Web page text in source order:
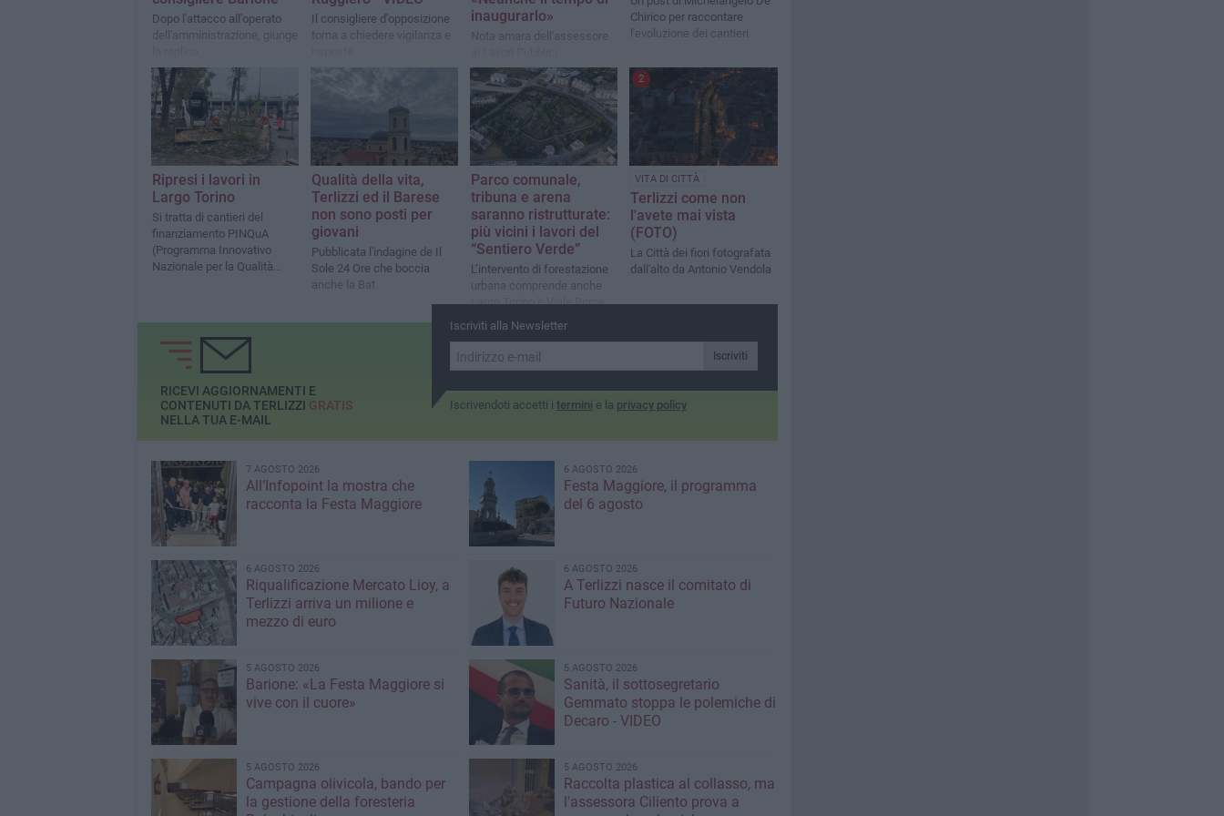
Dopo l'attacco all'operato
dell'amministrazione, giunge
Il consigliere d'opposizione
torna a chiedere vigilanza e
dall'amministrazione
inaugurarlo»
Nota amara dell'assessore
Chirico per raccontare
l'evoluzione dei cantieri
Ripresi i lavori in
Largo Torino
Si tratta di cantieri del
finanziamento PINQuA
(Programma Innovativo
Nazionale per la Qualità
Qualità della vita,
Terlizzi ed il Barese
non sono posti per
giovani
Pubblicata l'indagine de Il
Sole 24 Ore che boccia
anche la Bat
Parco comunale,
tribuna e arena
saranno ristrutturate:
più vicini i lavori del
“Sentiero Verde”
L’intervento di forestazione
urbana comprende anche
Largo Torino e Viale Roma
2
VITA DI CITTÀ
Terlizzi come non
l'avete mai vista
(FOTO)
La Città dei fiori fotografata
dall'alto da Antonio Vendola
Iscriviti alla Newsletter
Iscriviti
Iscrivendoti accetti i termini e la privacy policy
RICEVI AGGIORNAMENTI E
CONTENUTI DA TERLIZZI GRATIS
NELLA TUA E-MAIL
7 AGOSTO 2026
All’Infopoint la mostra che
racconta la Festa Maggiore
6 AGOSTO 2026
Festa Maggiore, il programma
del 6 agosto
6 AGOSTO 2026
Riqualificazione Mercato Lioy, a
Terlizzi arriva un milione e
mezzo di euro
6 AGOSTO 2026
A Terlizzi nasce il comitato di
Futuro Nazionale
5 AGOSTO 2026
Barione: «La Festa Maggiore si
vive con il cuore»
5 AGOSTO 2026
Sanità, il sottosegretario
Gemmato stoppa le polemiche di
Decaro - VIDEO
5 AGOSTO 2026
Campagna olivicola, bando per
la gestione della foresteria
5 AGOSTO 2026
Raccolta plastica al collasso, ma
l'assessora Ciliento prova a